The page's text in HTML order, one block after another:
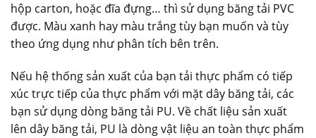
hộp carton, hoặc đĩa đựng… thì sử dụng băng tải PVC
được. Màu xanh hay màu trắng tùy bạn muốn và tùy
theo ứng dụng như phân tích bên trên.
Nếu hệ thống sản xuất của bạn tải thực phẩm có tiếp
xúc trực tiếp của thực phẩm với mặt dây băng tải, các
bạn sử dụng dòng băng tải PU. Về chất liệu sản xuất
lên dây băng tải, PU là dòng vật liệu an toàn thực phẩm